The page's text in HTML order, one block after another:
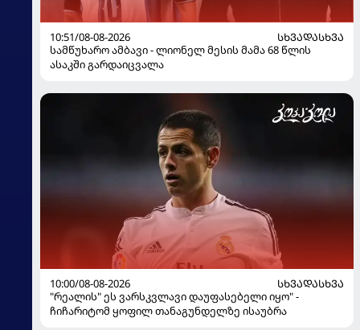
10:51/08-08-2026
ᲡᲮᲕᲐᲓᲐᲡᲮᲕᲐ
სამწუხარო ამბავი - ლიონელ მესის მამა 68 წლის
ასაკში გარდაიცვალა
10:00/08-08-2026
ᲡᲮᲕᲐᲓᲐᲡᲮᲕᲐ
"რეალის" ეს ვარსკვლავი დაუფასებელი იყო" -
ჩიჩარიტომ ყოფილ თანაგუნდელზე ისაუბრა